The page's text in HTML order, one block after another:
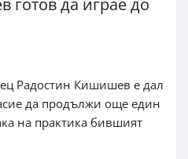
готов да играе до
Радостин Кишишев е дал
да продължи още един
на практика бившият